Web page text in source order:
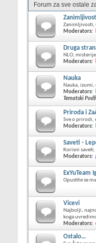
Forum za sve ostale
Zanimljivosti,
Moderators:
Druga
NLO,
Moderators:
Nauka
Nauka,
Moderators:
Tematski
Priroda i
Sve o prirodi,
Moderators:
Saveti -
Korisni
Moderators:
ExYuTeam
Opustite se
Vicevi
Najbolji,
koga
Moderators:
Ostalo...